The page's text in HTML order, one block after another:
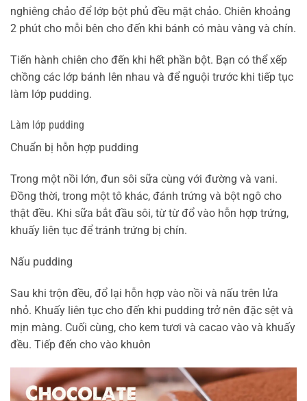
nghiêng chảo để lớp bột phủ đều mặt chảo. Chiên khoảng
2 phút cho mỗi bên cho đến khi bánh có màu vàng và chín.
Tiến hành chiên cho đến khi hết phần bột. Bạn có thể xếp
chồng các lớp bánh lên nhau và để nguội trước khi tiếp tục
làm lớp pudding.
Làm lớp pudding
Chuẩn bị hỗn hợp pudding
Trong một nồi lớn, đun sôi sữa cùng với đường và vani.
Đồng thời, trong một tô khác, đánh trứng và bột ngô cho
thật đều. Khi sữa bắt đầu sôi, từ từ đổ vào hỗn hợp trứng,
khuấy liên tục để tránh trứng bị chín.
Nấu pudding
Sau khi trộn đều, đổ lại hỗn hợp vào nồi và nấu trên lửa
nhỏ. Khuấy liên tục cho đến khi pudding trở nên đặc sệt và
mịn màng. Cuối cùng, cho kem tươi và cacao vào và khuấy
đều. Tiếp đến cho vào khuôn